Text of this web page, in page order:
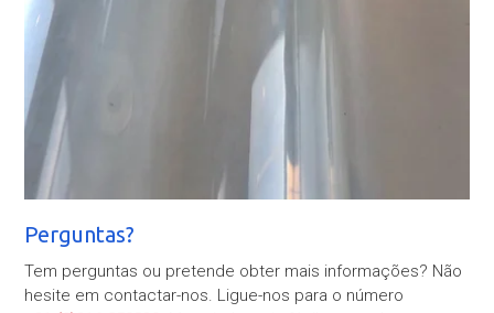
Perguntas?
Tem perguntas ou pretende obter mais informações? Não
hesite em contactar-nos. Ligue-nos para o número